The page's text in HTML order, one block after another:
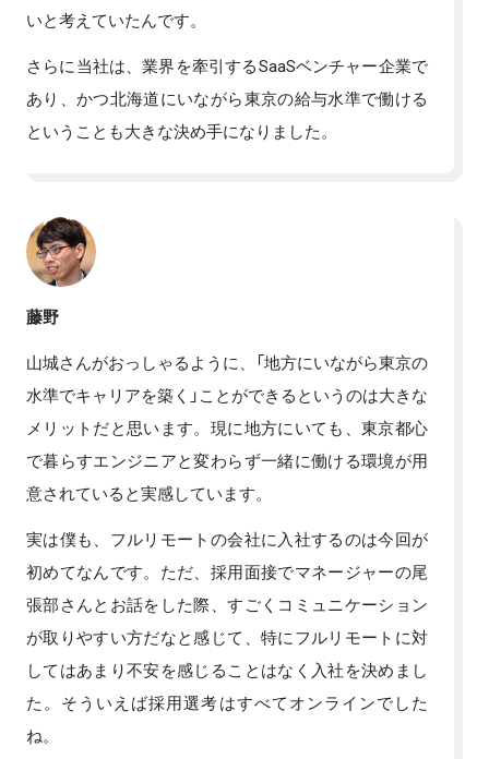
いと考えていたんです。
さらに当社は、業界を牽引するSaaSベンチャー企業で
あり、かつ北海道にいながら東京の給与水準で働ける
ということも大きな決め手になりました。
藤野
山城さんがおっしゃるように、「地方にいながら東京の
水準でキャリアを築く」ことができるというのは大きな
メリットだと思います。現に地方にいても、東京都心
で暮らすエンジニアと変わらず一緒に働ける環境が用
意されていると実感しています。
実は僕も、フルリモートの会社に入社するのは今回が
初めてなんです。ただ、採用面接でマネージャーの尾
張部さんとお話をした際、すごくコミュニケーション
が取りやすい方だなと感じて、特にフルリモートに対
してはあまり不安を感じることはなく入社を決めまし
た。そういえば採用選考はすべてオンラインでした
ね。